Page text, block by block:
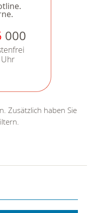
000
Zusätzlich haben Sie